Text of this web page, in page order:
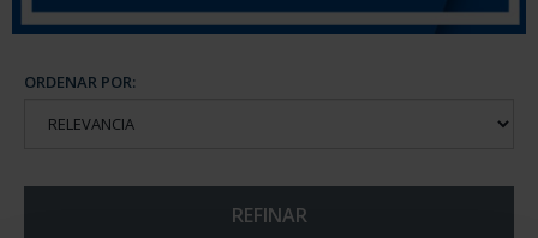
ORDENAR POR:
REFINAR